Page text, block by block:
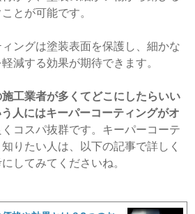
とが可能です。
ングは塗装表面を保護し、細かな
減する効果が期待できます。
工業者が多くてどこにしたらいい
人にはキーパーコーティングがオ
コスパ抜群です。キーパーコーテ
りたい人は、以下の記事で詳しく
してみてくださいね。